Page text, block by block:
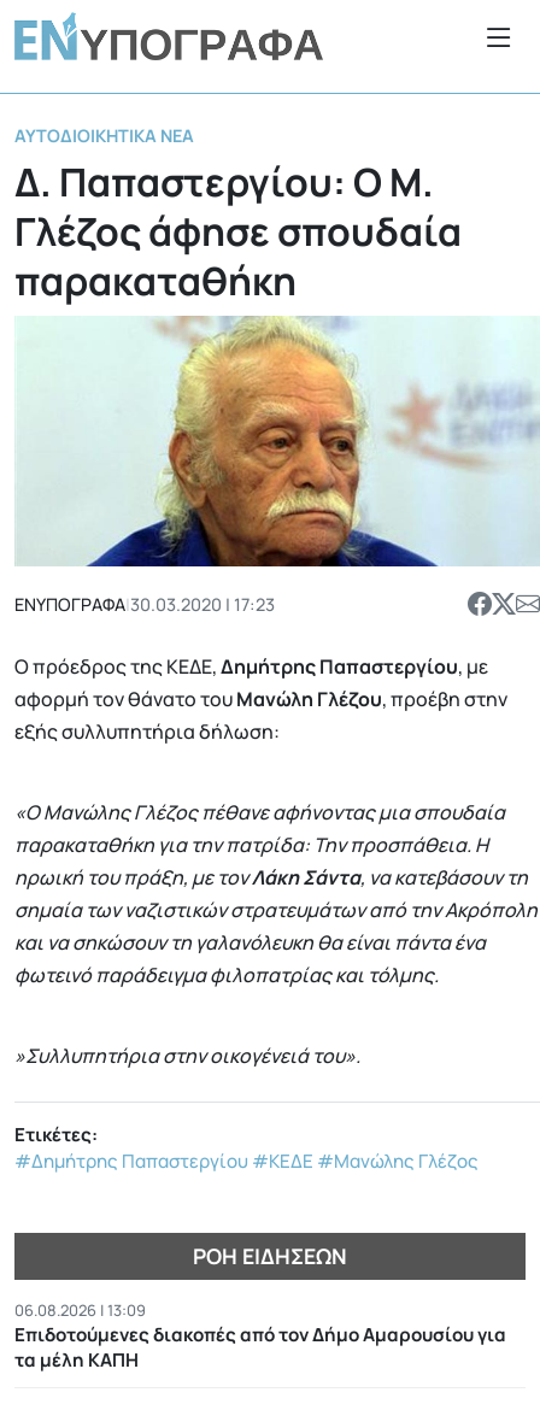
ΑΥΤΟΔΙΟΙΚΗΤΙΚΆ ΝΈΑ
Δ. Παπαστεργίου: Ο Μ.
Γλέζος άφησε σπουδαία
παρακαταθήκη
ΕΝΥΠΟΓΡΑΦΑ|30.03.2020 | 17:23
Ο πρόεδρος της ΚΕΔΕ,Δημήτρης Παπαστεργίου, με
αφορμή τον θάνατο τουΜανώλη Γλέζου, προέβη στην
εξής συλλυπητήρια δήλωση:
«Ο Μανώλης Γλέζος πέθανε αφήνοντας μια σπουδαία
παρακαταθήκη για την πατρίδα: Την προσπάθεια. Η
ηρωική του πράξη, με τονΛάκη Σάντα, να κατεβάσουν τη
σημαία των ναζιστικών στρατευμάτων από την Ακρόπολη
και να σηκώσουν τη γαλανόλευκη θα είναι πάντα ένα
φωτεινό παράδειγμα φιλοπατρίας και τόλμης.
»Συλλυπητήρια στην οικογένειά του».
Ετικέτες:
#Δημήτρης Παπαστεργίου #ΚΕΔΕ #Μανώλης Γλέζος
ΡΟΉ ΕΙΔΉΣΕΩΝ
06.08.2026 | 13:09
Επιδοτούμενες διακοπές από τον Δήμο Αμαρουσίου για
τα μέλη ΚΑΠΗ